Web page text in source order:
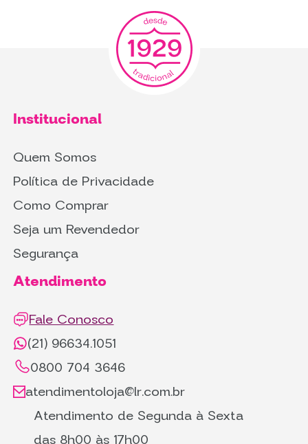
Institucional
Quem Somos
Política de Privacidade
Como Comprar
Seja um Revendedor
Segurança
Atendimento
Fale Conosco
(21) 96634.1051
0800 704 3646
atendimentoloja@lr.com.br
Atendimento de Segunda à Sexta